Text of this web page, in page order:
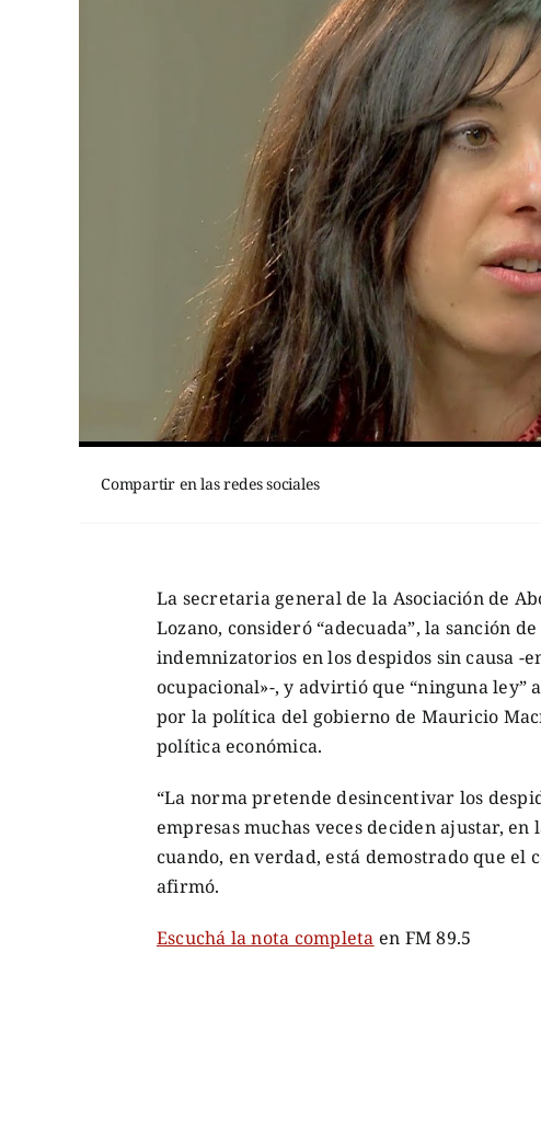
Compartir en las redes sociales
La secretaria general de la Asociación de
Lozano, consideró “adecuada”, la sanción
indemnizatorios en los despidos sin causa -
ocupacional»-, y advirtió que “ninguna ley”
por la política del gobierno de Mauricio
política económica.
“La norma pretende desincentivar los
empresas muchas veces deciden ajustar,
cuando, en verdad, está demostrado que el
afirmó.
Escuchá la nota completa en FM 89.5